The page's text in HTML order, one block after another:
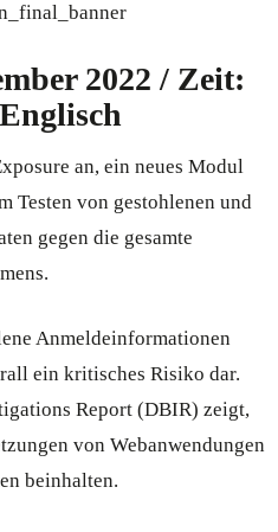
2022 / Zeit:
an, ein neues Modul
Testen von gestohlenen und
gegen die gesamte
Anmeldeinformationen
ein kritisches Risiko dar.
Report (DBIR) zeigt,
von Webanwendungen
beinhalten.